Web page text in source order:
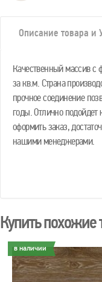
Описание товара и
Качественный массив с
за кв.м. Страна
прочное соединение
годы. Отлично подойдет
оформить заказ,
нашими менеджерами.
Купить похожие
в наличии